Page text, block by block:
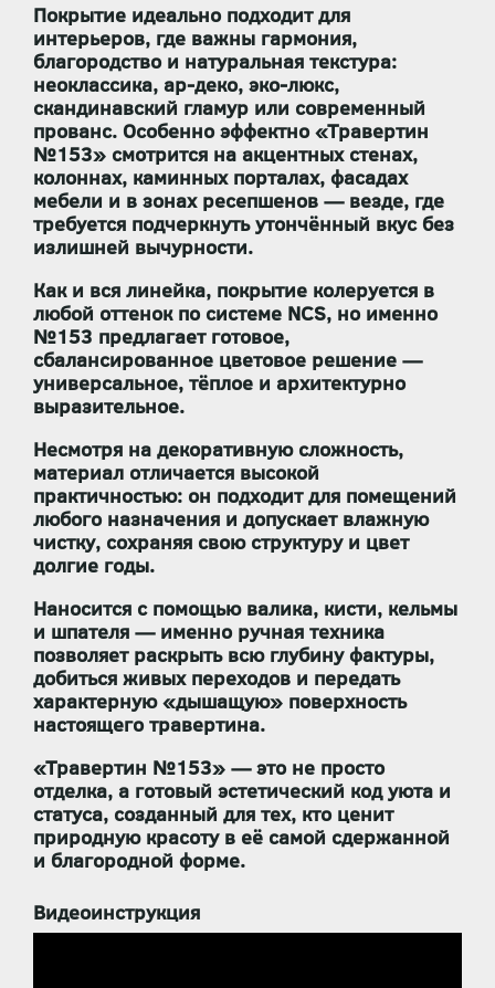
Покрытие идеально подходит для
интерьеров, где важны гармония,
благородство и натуральная текстура:
неоклассика, ар-деко, эко-люкс,
скандинавский гламур или современный
прованс. Особенно эффектно «Травертин
№153» смотрится на акцентных стенах,
колоннах, каминных порталах, фасадах
мебели и в зонах ресепшенов — везде, где
требуется подчеркнуть утончённый вкус без
излишней вычурности.
Как и вся линейка, покрытие колеруется в
любой оттенок по системе NCS, но именно
№153 предлагает готовое,
сбалансированное цветовое решение —
универсальное, тёплое и архитектурно
выразительное.
Несмотря на декоративную сложность,
материал отличается высокой
практичностью: он подходит для помещений
любого назначения и допускает влажную
чистку, сохраняя свою структуру и цвет
долгие годы.
Наносится с помощью валика, кисти, кельмы
и шпателя — именно ручная техника
позволяет раскрыть всю глубину фактуры,
добиться живых переходов и передать
характерную «дышащую» поверхность
настоящего травертина.
«Травертин №153» — это не просто
отделка, а готовый эстетический код уюта и
статуса, созданный для тех, кто ценит
природную красоту в её самой сдержанной
и благородной форме.
Видеоинструкция